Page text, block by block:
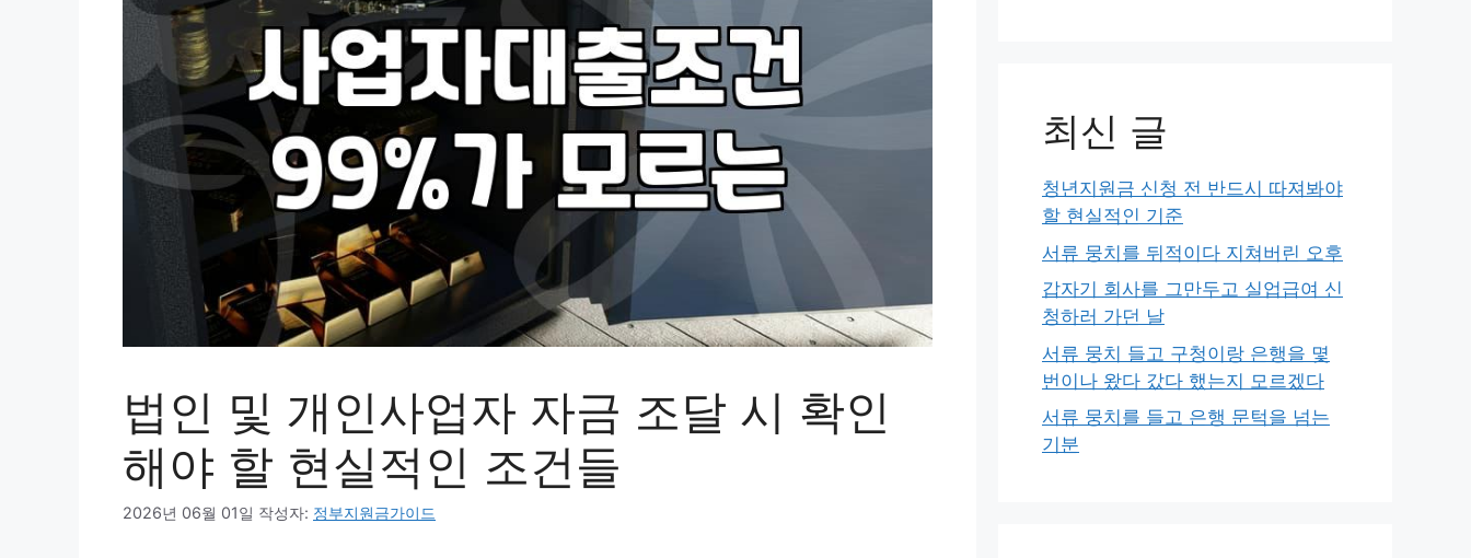
법인 및 개인사업자 자금 조달 시 확인
해야 할 현실적인 조건들
2026년 06월 01일 작성자: 정부지원금가이드
최신 글
청년지원금 신청 전 반드시 따져봐야
할 현실적인 기준
서류 뭉치를 뒤적이다 지쳐버린 오후
갑자기 회사를 그만두고 실업급여 신
청하러 가던 날
서류 뭉치 들고 구청이랑 은행을 몇
번이나 왔다 갔다 했는지 모르겠다
서류 뭉치를 들고 은행 문턱을 넘는
기분